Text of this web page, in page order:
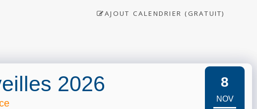
AJOUT CALENDRIER (GRATUIT)
2026 8
NOV